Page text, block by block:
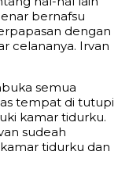
bernafsu
dengan
celananya. Irvan
semua
tempat di tutupi
kamar tidurku.
sudeah
tidurku dan